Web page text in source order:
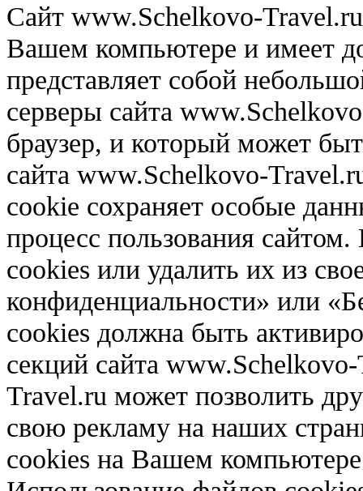
Сайт www.Schelkovo-
Вашем компьютере и имеет
представляет собой
серверы сайта
браузер, и который может
сайта www.Schelkovo-
cookie сохраняет особые
процесс пользования
cookies или удалить их из
конфиденциальности» или
cookies должна быть
секций сайта
Travel.ru может позволить
свою рекламу на наших
cookies на Вашем